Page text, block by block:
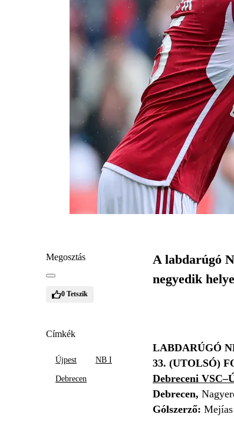
Megosztás
0 Tetszik
Címkék
Újpest NB I
Debrecen
A labdarúgó
negyedik
LABDARÚGÓ
33. (UTOLSÓ)
Debreceni
Debrecen,
Gólszerző: